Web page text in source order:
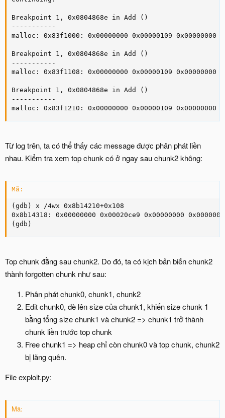
Breakpoint 1, 0x0804868e in Add ()
-----------
malloc: 0x83f1000: 0x00000000 0x00000109 0x00000000
Breakpoint 1, 0x0804868e in Add ()
-----------
malloc: 0x83f1108: 0x00000000 0x00000109 0x00000000
Breakpoint 1, 0x0804868e in Add ()
-----------
malloc: 0x83f1210: 0x00000000 0x00000109 0x00000000
Từ log trên, ta có thể thấy các message được phân phát liền
nhau. Kiểm tra xem top chunk có ở ngay sau chunk2 không:
Mã:
(gdb) x /4wx 0x8b14210+0x108
0x8b14318: 0x00000000 0x00020ce9 0x00000000
(gdb)
Top chunk đằng sau chunk2. Do đó, ta có kịch bản biến chunk2
thành forgotten chunk như sau:
Phân phát chunk0, chunk1, chunk2
Edit chunk0, đè lên size của chunk1, khiến size chunk 1
bằng tổng size chunk1 và chunk2 => chunk1 trở thành
chunk liền trước top chunk
Free chunk1 => heap chỉ còn chunk0 và top chunk, chunk2
bị lãng quên.
File exploit.py:
Mã: